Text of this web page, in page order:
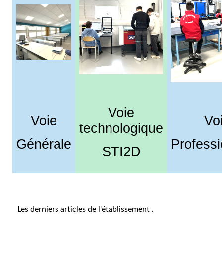
Voie
Générale
Voie
technologique
STI2D
Les derniers articles de l'établissement .